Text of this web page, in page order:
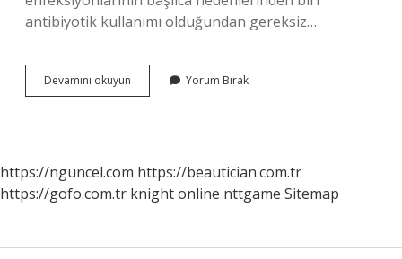
antibiyotik kullanımı olduğundan gereksiz…
Devamını okuyun
Mantar
Yorum Bırak
https://nguncel.com https://beautician.com.tr
https://gofo.com.tr knight online nttgame Sitemap